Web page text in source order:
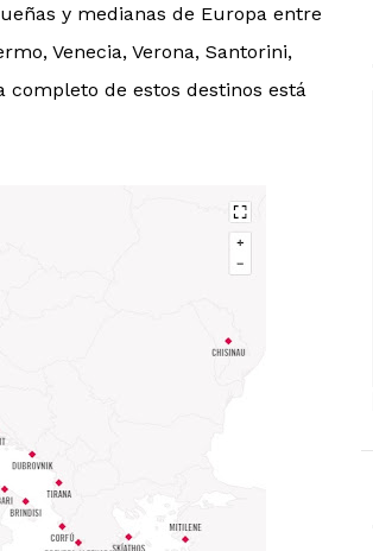
y medianas de Europa entre
Venecia, Verona, Santorini,
completo de estos destinos está